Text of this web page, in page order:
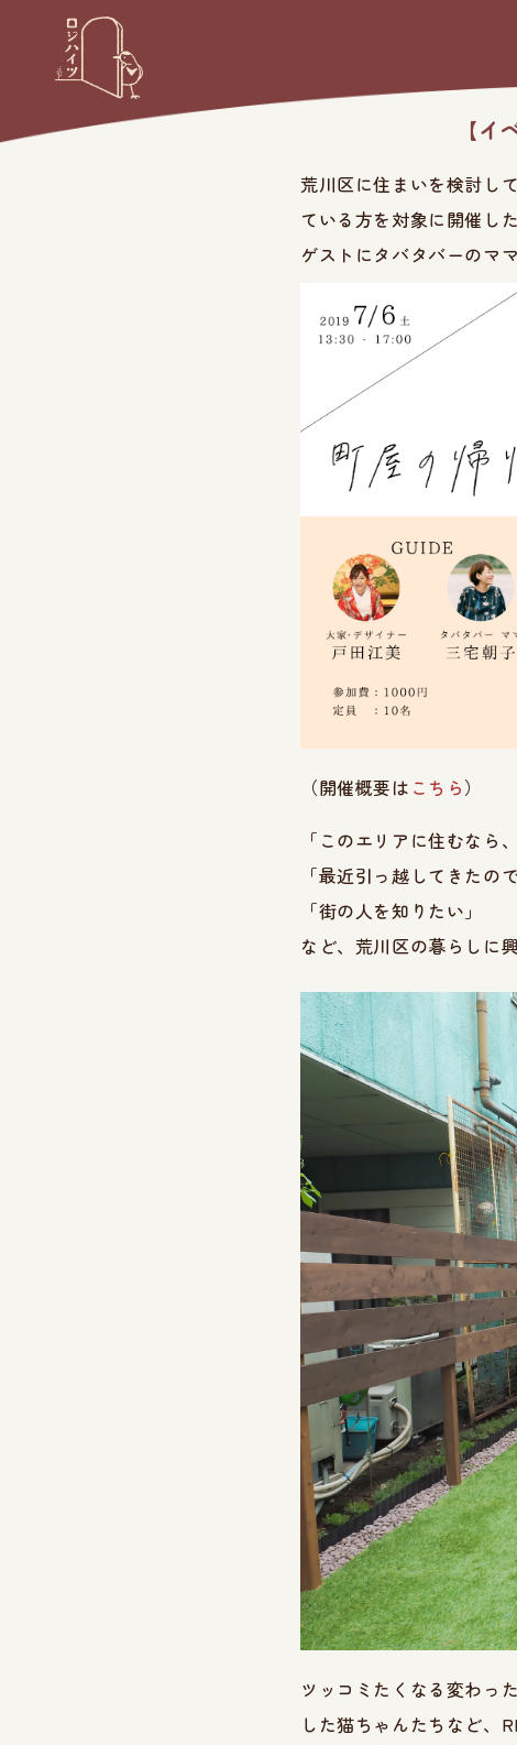
【
荒川区に住まいを検討し
ている方を対象に開催し
ゲストにタバタバーのママ
（開催概要は こちら）
「このエリアに住むなら
「最近引っ越してきたの
「街の人を知りたい」
など、荒川区の暮らしに
ツッコミたくなる変わっ
した猫ちゃんたちなど、